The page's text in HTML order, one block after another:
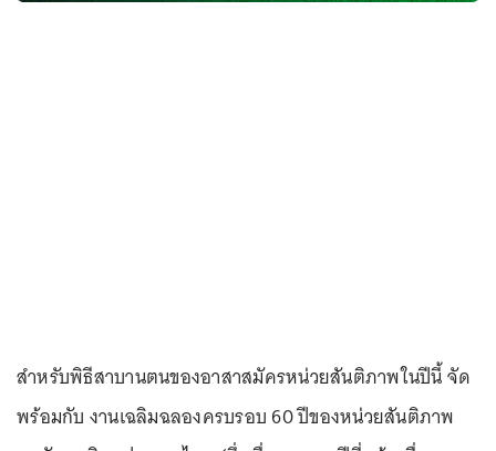
สำหรับพิธีสาบานตนของอาสาสมัครหน่วยสันติภาพในปีนี้ จัด
พร้อมกับ งานเฉลิมฉลองครบรอบ 60 ปีของหน่วยสันติภาพ